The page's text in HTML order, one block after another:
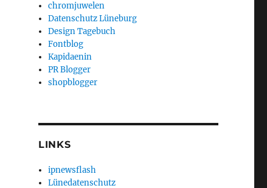
chromjuwelen
Datenschutz Lüneburg
Design Tagebuch
Fontblog
Kapidaenin
PR Blogger
shopblogger
LINKS
ipnewsflash
Lünedatenschutz